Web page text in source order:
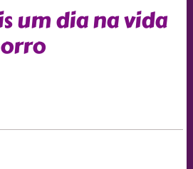
um dia na vida